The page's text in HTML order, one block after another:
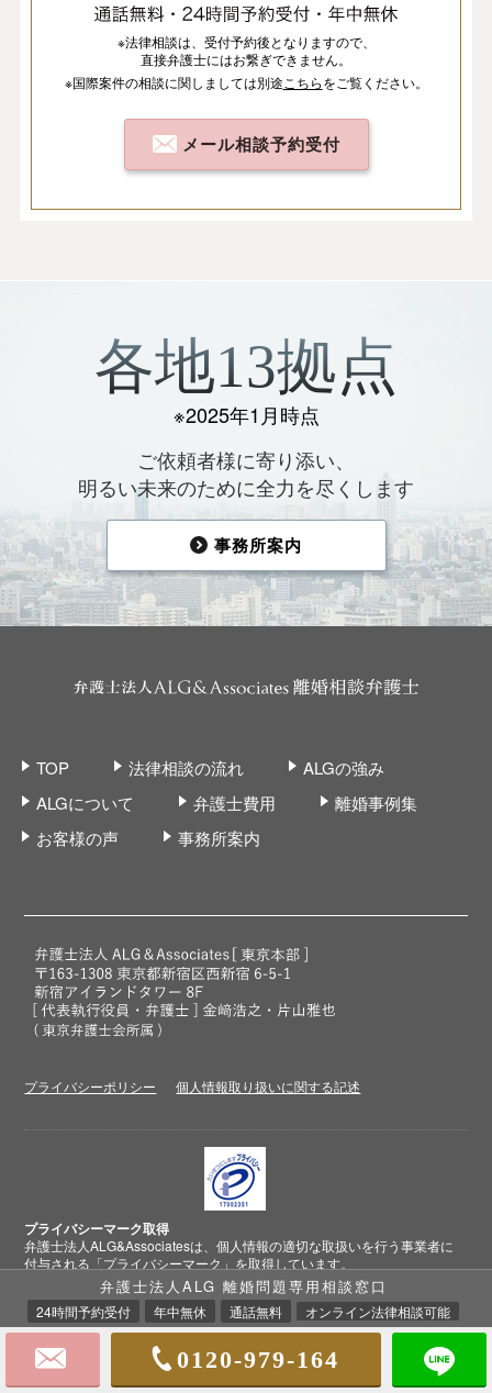
※法律相談は、 受付予約後となりますので、
直接弁護士にはお繋ぎできません。
※国際案件の相談に関しましては別途 こちらをご覧ください。
メール相談予約受付
各地13拠点
※2025年1月時点
ご依頼者様に寄り添い、
明るい未来のために全力を尽くします
事務所案内
TOP 法律相談の流れ
ALGの強み
ALGについて
弁護士費用
離婚事例集
お客様の声
事務所案内
プライバシーポリシー 個人情報取り扱いに関する記述
プライバシーマーク取得
弁護士法人ALG&Associatesは、個人情報の適切な取扱いを行う事業者に
付与される 「プライバシーマーク」 を取得しています。
クレジットカード 決済対応
弁護士法人ALG 離婚問題専用相談窓口
24時間予約受付 年中無休 通話無料 オンライン法律相談可能
0120-979-164